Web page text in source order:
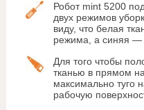
Робот mint 5200
двух режимов
виду, что белая
режима, а синяя —
Для того чтобы
тканью в прямом
максимально туго
рабочую